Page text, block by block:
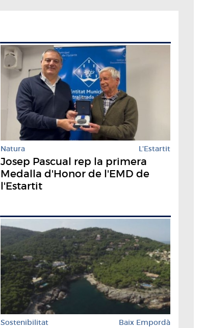
Natura L'Estartit
Josep Pascual rep la primera
Medalla d'Honor de l'EMD de
l'Estartit
Sostenibilitat Baix Empordà